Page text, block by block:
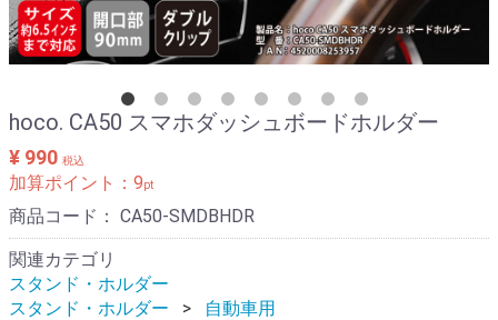
hoco. CA50 スマホダッシュボードホルダー
¥ 990 税込
加算ポイント： 9pt
商品コード： CA50-SMDBHDR
関連カテゴリ
スタンド・ホルダー
スタンド・ホルダー
自動車用